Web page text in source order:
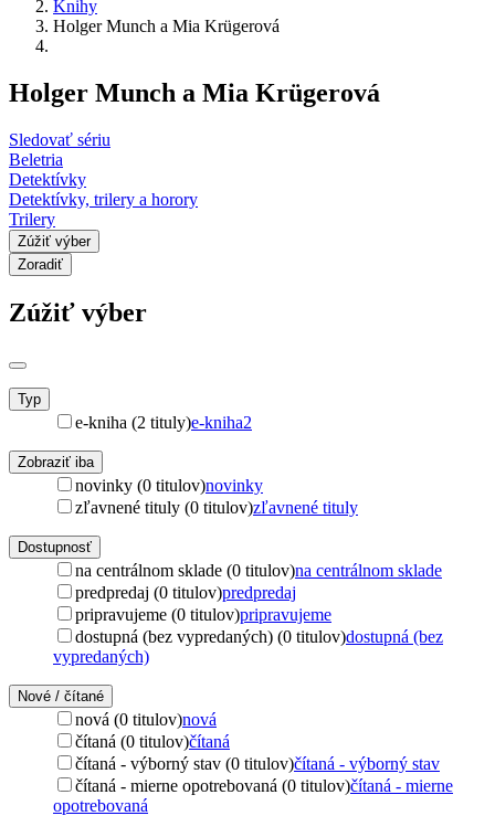
Knihy
Holger Munch a Mia Krügerová
Holger Munch a Mia Krügerová
Sledovať sériu
Beletria
Detektívky
Detektívky, trilery a horory
Trilery
Zúžiť výber
Zoradiť
Zúžiť výber
Typ
e-kniha (2 tituly)e-kniha2
Zobraziť iba
novinky (0 titulov)novinky
zľavnené tituly (0 titulov)zľavnené tituly
Dostupnosť
na centrálnom sklade (0 titulov)na centrálnom sklade
predpredaj (0 titulov)predpredaj
pripravujeme (0 titulov)pripravujeme
dostupná (bez vypredaných) (0 titulov)dostupná (bez
vypredaných)
Nové / čítané
nová (0 titulov)nová
čítaná (0 titulov)čítaná
čítaná - výborný stav (0 titulov)čítaná - výborný stav
čítaná - mierne opotrebovaná (0 titulov)čítaná - mierne
opotrebovaná